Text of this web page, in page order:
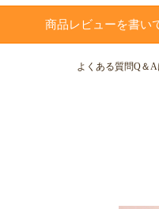
商品レビューを書い
よくある質問Q＆